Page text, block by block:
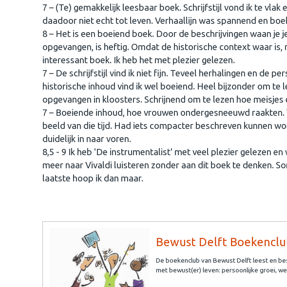
7 – (Te) gemakkelijk leesbaar boek. Schrijfstijl vond ik te vlak
daadoor niet echt tot leven. Verhaallijn was spannend en
8 – Het is een boeiend boek. Door de beschrijvingen waan je
opgevangen, is heftig. Omdat de historische context waar
interessant boek. Ik heb het met plezier gelezen.
7 – De schrijfstijl vind ik niet fijn. Teveel herhalingen en de
historische inhoud vind ik wel boeiend. Heel bijzonder om te
opgevangen in kloosters. Schrijnend om te lezen hoe
7 – Boeiende inhoud, hoe vrouwen ondergesneeuwd
beeld van die tijd. Had iets compacter beschreven kunnen
duidelijk in naar voren.
8,5 - 9 Ik heb 'De instrumentalist' met veel plezier gelezen
meer naar Vivaldi luisteren zonder aan dit boek te denken.
laatste hoop ik dan maar.
Bewust Delft
De boekenclub van Bewust Delft leest en
met bewust(er) leven: persoonlijke groei,